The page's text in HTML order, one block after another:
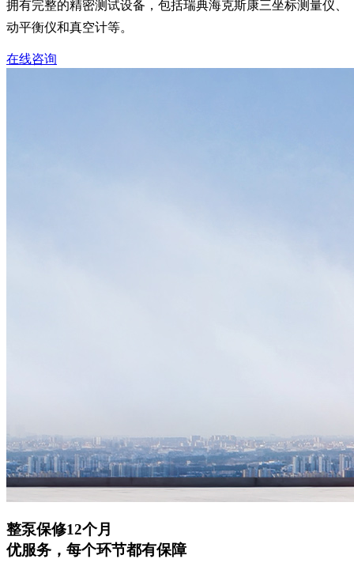
拥有完整的精密测试设备，包括瑞典海克斯康三坐标测量仪、
动平衡仪和真空计等。
在线咨询
整泵保修12个月
优服务，每个环节都有保障